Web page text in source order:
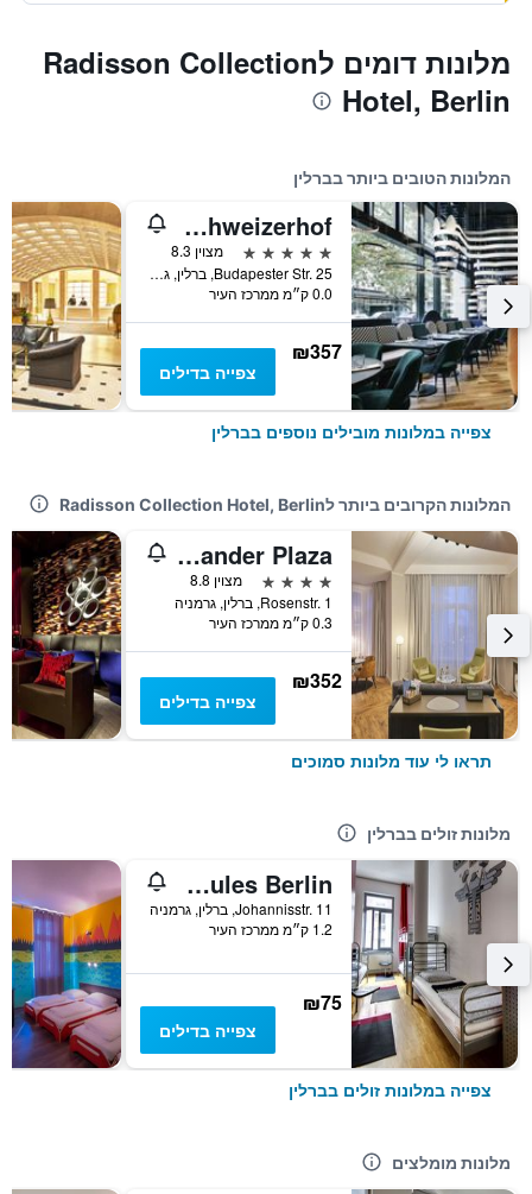
מלונות דומים לRadisson Collection
Hotel, Berlin
המלונות הטובים ביותר בברלין
Pullman Berlin Schweizerhof
5 כוכבים
מצוין 8.3
Budapester Str. 25, ברלין, גרמניה
0.0 ק״מ ממרכז העיר
₪357
צפייה בדילים
צפייה במלונות מובילים נוספים בברלין
המלונות הקרובים ביותר לRadisson Collection Hotel, Berlin
Classik Hotel Alexander Plaza
4 כוכבים
מצוין 8.8
Rosenstr. 1, ברלין, גרמניה
0.3 ק״מ ממרכז העיר
₪352
צפייה בדילים
תראו לי עוד מלונות סמוכים
מלונות זולים בברלין
Heart of Gold Hostel & Capsules Berlin
Johannisstr. 11, ברלין, גרמניה
1.2 ק״מ ממרכז העיר
₪75
צפייה בדילים
צפייה במלונות זולים בברלין
מלונות מומלצים